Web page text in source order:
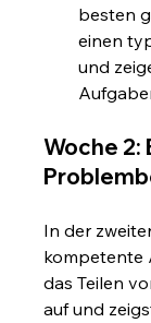
besten
einen
und
Woche 2:
In der
kompetente
das Teilen
auf und